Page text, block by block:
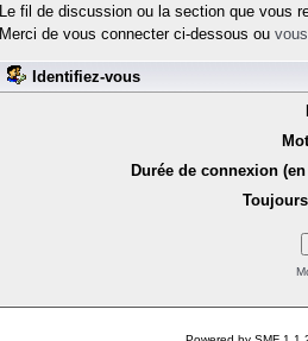
Le fil de discussion ou la section que vous
Merci de vous connecter ci-dessous ou
Identifiez-vous
Durée de connexion